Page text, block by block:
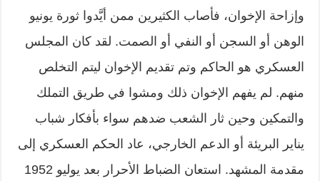
وإزاحة الإخوان، فأصاب الكثيرين ممن أيَّدوا ثورة يونيو
الوهن أو السجن أو النفي أو الصمت. لقد كان المجلس
العسكري هو الحاكم وتم تقديم الإخوان ليتم التخلص
منهم. لم يفهم الإخوان ذلك ومشوا في طريق التملك
والتمكين وحين ثار الشعب ضدهم سواء بأفكار شباب
يناير البريئة أو الدعم الخارجي، عاد الحكم العسكري إلى
مقدمة المشهد. استعان الضباط الأحرار بعد يوليو 1952